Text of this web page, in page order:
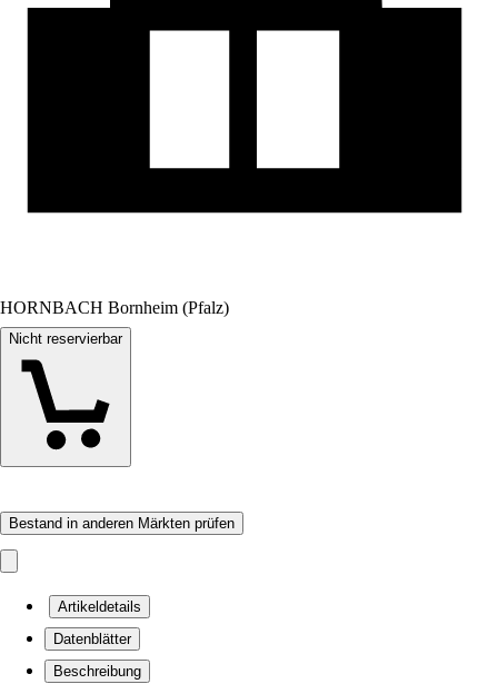
HORNBACH Bornheim (Pfalz)
Nicht reservierbar
Bestand in anderen Märkten prüfen
Artikeldetails
Datenblätter
Beschreibung